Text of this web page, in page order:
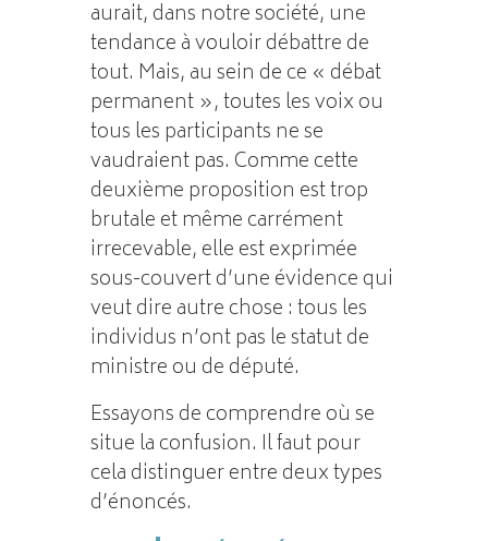
aurait, dans notre société, une
tendance à vouloir débattre de
tout. Mais, au sein de ce « débat
permanent », toutes les voix ou
tous les participants ne se
vaudraient pas. Comme cette
deuxième proposition est trop
brutale et même carrément
irrecevable, elle est exprimée
sous-couvert d’une évidence qui
veut dire autre chose : tous les
individus n’ont pas le statut de
ministre ou de député.
Essayons de comprendre où se
situe la confusion. Il faut pour
cela distinguer entre deux types
d’énoncés.